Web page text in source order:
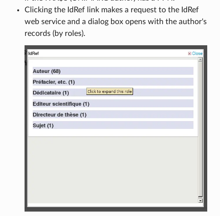
Clicking the IdRef link makes a request to the IdRef
web service and a dialog box opens with the author's
records (by roles).